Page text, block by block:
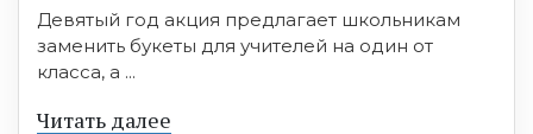
Девятый год акция предлагает школьникам
заменить букеты для учителей на один от
класса, а ...
Читать далее